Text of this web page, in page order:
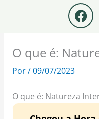
F
a
c
e
b
k
O que é:
Por/09/07/2023
O que é: Natureza